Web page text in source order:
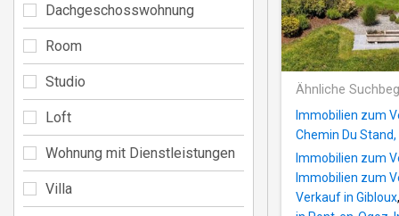
Ähnliche
Immobilien zum
Chemin Du Stand,
Immobilien zum
Immobilien zum
Verkauf in Gibloux,
Dachgeschosswohnung
Room
Studio
Loft
Wohnung mit Dienstleistungen
Villa